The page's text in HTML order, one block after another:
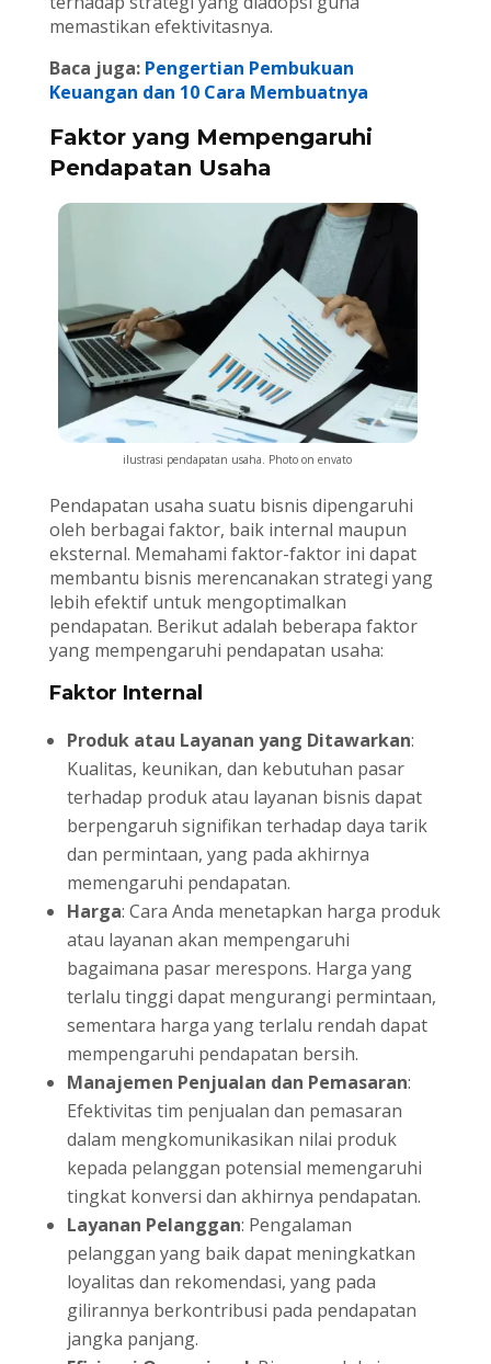
memastikan efektivitasnya.
Baca juga: Pengertian Pembukuan
Keuangan dan 10 Cara Membuatnya
Faktor yang Mempengaruhi
Pendapatan Usaha
ilustrasi pendapatan usaha. Photo on envato
Pendapatan usaha suatu bisnis dipengaruhi
oleh berbagai faktor, baik internal maupun
eksternal. Memahami faktor-faktor ini dapat
membantu bisnis merencanakan strategi yang
lebih efektif untuk mengoptimalkan
pendapatan. Berikut adalah beberapa faktor
yang mempengaruhi pendapatan usaha:
Faktor Internal
Produk atau Layanan yang Ditawarkan:
Kualitas, keunikan, dan kebutuhan pasar
terhadap produk atau layanan bisnis dapat
berpengaruh signifikan terhadap daya tarik
dan permintaan, yang pada akhirnya
memengaruhi pendapatan.
Harga: Cara Anda menetapkan harga produk
atau layanan akan mempengaruhi
bagaimana pasar merespons. Harga yang
terlalu tinggi dapat mengurangi permintaan,
sementara harga yang terlalu rendah dapat
mempengaruhi pendapatan bersih.
Manajemen Penjualan dan Pemasaran:
Efektivitas tim penjualan dan pemasaran
dalam mengkomunikasikan nilai produk
kepada pelanggan potensial memengaruhi
tingkat konversi dan akhirnya pendapatan.
Layanan Pelanggan: Pengalaman
pelanggan yang baik dapat meningkatkan
loyalitas dan rekomendasi, yang pada
gilirannya berkontribusi pada pendapatan
jangka panjang.